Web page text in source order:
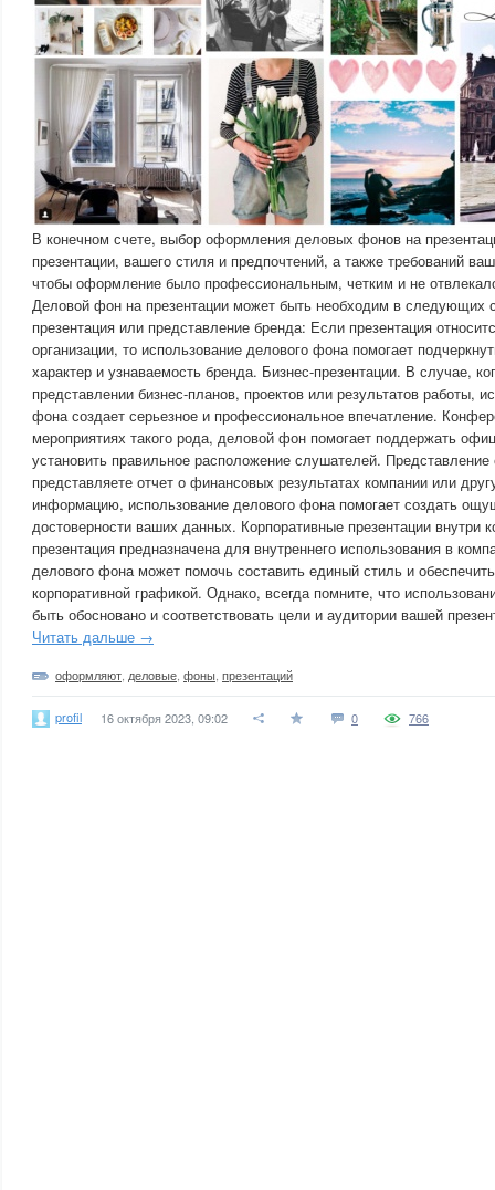
В конечном счете, выбор оформления деловых фонов на
презентации, вашего стиля и предпочтений, а также требований
чтобы оформление было профессиональным, четким и не
Деловой фон на презентации может быть необходим в следующих
презентация или представление бренда: Если презентация
организации, то использование делового фона помогает
характер и узнаваемость бренда. Бизнес-презентации. В случае,
представлении бизнес-планов, проектов или результатов работы,
фона создает серьезное и профессиональное впечатление.
мероприятиях такого рода, деловой фон помогает поддержать
установить правильное расположение слушателей.
представляете отчет о финансовых результатах компании или
информацию, использование делового фона помогает создать
достоверности ваших данных. Корпоративные презентации внутри
презентация предназначена для внутреннего использования в
делового фона может помочь составить единый стиль и
корпоративной графикой. Однако, всегда помните, что
быть обосновано и соответствовать цели и аудитории вашей
Читать дальше →
оформляют деловые фоны презентаций
profil 16 октября 2023, 09:02 0 766